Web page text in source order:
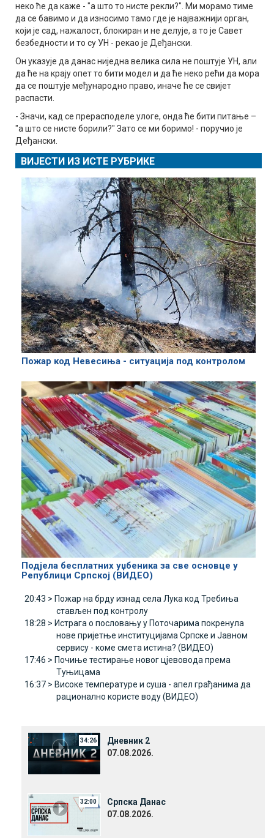
неко ће да каже - "а што то нисте рекли?". Ми морамо тиме
да се бавимо и да износимо тамо где је најважнији орган,
који је сад, нажалост, блокиран и не делује, а то је Савет
безбедности и то су УН - рекао је Деђански.
Он указује да данас ниједна велика сила не поштује УН, али
да ће на крају опет то бити модел и да ће неко рећи да мора
да се поштује међународно право, иначе ће се свијет
распасти.
- Значи, кад се прерасподеле улоге, онда ће бити питање –
"а што се нисте борили?" Зато се ми боримо! - поручио је
Деђански.
ВИЈЕСТИ ИЗ ИСТЕ РУБРИКЕ
Пожар код Невесиња - ситуација под контролом
Подјела бесплатних уџбеника за све основце у
Републици Српској (ВИДЕО)
20:43 > Пожар на брду изнад села Лука код Требиња
стављен под контролу
18:28 > Истрага о пословању у Поточарима покренула
нове пријетње институцијама Српске и Јавном
сервису - коме смета истина? (ВИДЕО)
17:46 > Почиње тестирање новог цјевовода према
Туњицама
16:37 > Високе температуре и суша - апел грађанима да
рационално користе воду (ВИДЕО)
34:26
Дневник 2
07.08.2026.
32:00
Српска Данас
07.08.2026.